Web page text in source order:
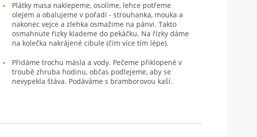
Plátky masa naklepeme, osolíme, lehce potřeme
olejem a obalujeme v pořadí - strouhanka, mouka a
nakonec vejce a zlehka osmažime na pánvi. Takto
osmahnute řizky klademe do pekáčku. Na řízky dáme
na kolečka nakrájené cibule (čím více tím lépe).
Přidáme trochu másla a vody. Pečeme přiklopené v
troubě zhruba hodinu, občas podlejeme, aby se
nevypekla štáva. Podáváme s bramborovou kaší.